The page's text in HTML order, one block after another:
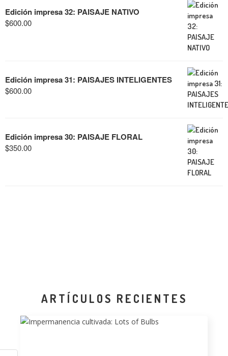
Edición impresa 32: PAISAJE NATIVO
$600.00
Edición impresa 31: PAISAJES INTELIGENTES
$600.00
Edición impresa 30: PAISAJE FLORAL
$350.00
ARTÍCULOS RECIENTES